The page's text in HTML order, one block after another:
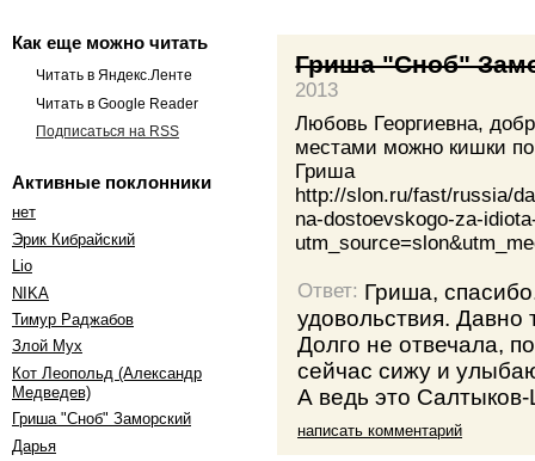
Как еще можно читать
Читать в Яндекс.Ленте
Читать в Google Reader
Подписаться на RSS
Активные поклонники
нет
Эрик Кибрайский
Lio
NIKA
Тимур Раджабов
Злой Мух
Кот Леопольд (Александр
Медведев)
Гриша "Сноб" Заморский
Дарья
Гриша "Сноб"
2013
Любовь Георгиевна,
местами можно кишки
Гриша
http://slon.ru/fast/russia/
na-dostoevskogo-za-
Ответ: Гриша,
удовольствия. Давно
Долго не отвечала,
сейчас сижу и
А ведь это
написать комментарий